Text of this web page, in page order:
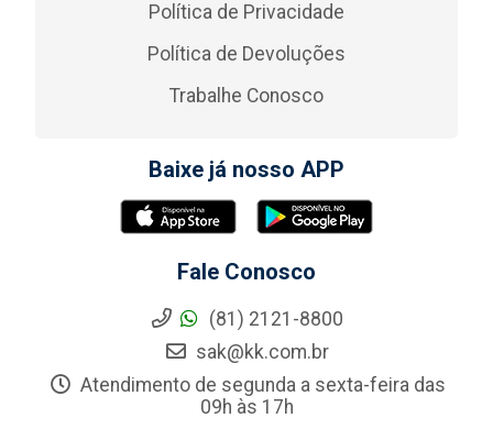
Política de Privacidade
Política de Devoluções
Trabalhe Conosco
Baixe já nosso APP
Fale Conosco
(81) 2121-8800
sak@kk.com.br
Atendimento de segunda a sexta-feira das
09h às 17h